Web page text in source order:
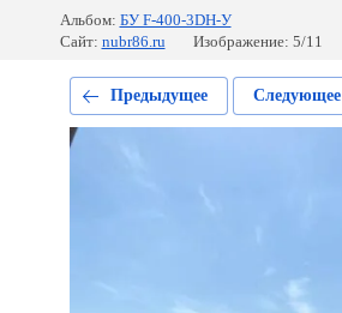
Альбом: БУ F-400-3DH-У
Сайт: nubr86.ru Изображение: 5/11
Предыдущее Следующее